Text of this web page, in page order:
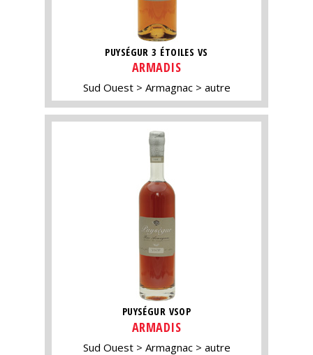
PUYSÉGUR 3 ÉTOILES VS
ARMADIS
Sud Ouest Armagnac autre
PUYSÉGUR VSOP
ARMADIS
Sud Ouest Armagnac autre